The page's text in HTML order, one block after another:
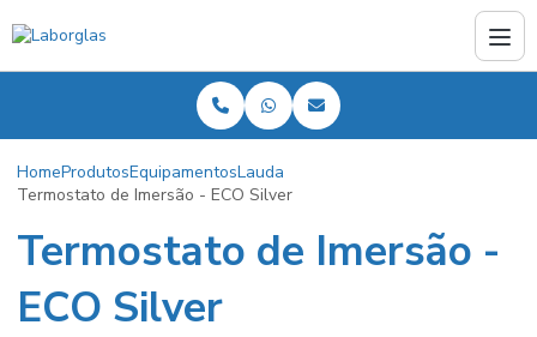
HomeProdutosEquipamentosLauda
Termostato de Imersão - ECO Silver
Termostato de Imersão -
ECO Silver